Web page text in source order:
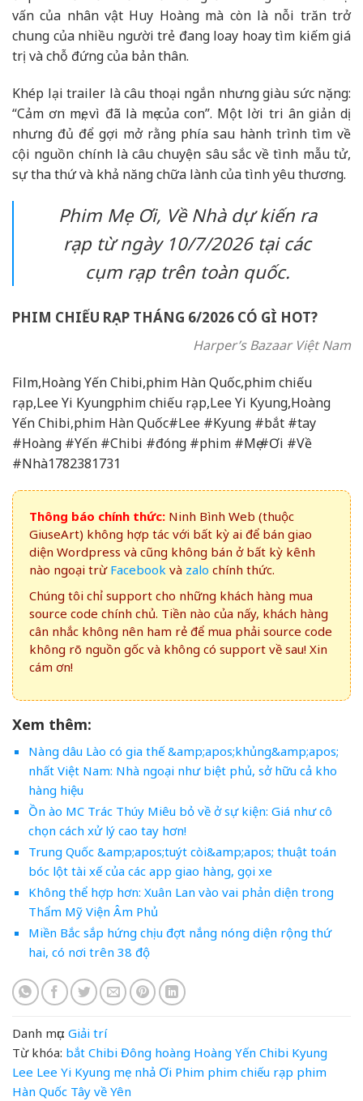
vấn của nhân vật Huy Hoàng mà còn là nỗi trăn trở
chung của nhiều người trẻ đang loay hoay tìm kiếm giá
trị và chỗ đứng của bản thân.
Khép lại trailer là câu thoại ngắn nhưng giàu sức nặng:
“Cảm ơn mẹ, vì đã là mẹ của con”. Một lời tri ân giản dị
nhưng đủ để gợi mở rằng phía sau hành trình tìm về
cội nguồn chính là câu chuyện sâu sắc về tình mẫu tử,
sự tha thứ và khả năng chữa lành của tình yêu thương.
Phim Mẹ Ơi, Về Nhàdự kiến ra
rạp từ ngày 10/7/2026 tại các
cụm rạp trên toàn quốc.
PHIM CHIẾU RẠP THÁNG 6/2026 CÓ GÌ HOT?
Harper’s Bazaar Việt Nam
Film,Hoàng Yến Chibi,phim Hàn Quốc,phim chiếu
rạp,Lee Yi Kyungphim chiếu rạp,Lee Yi Kyung,Hoàng
Yến Chibi,phim Hàn Quốc#Lee #Kyung #bắt #tay
#Hoàng #Yến #Chibi #đóng #phim #Mẹ #Ơi #Về
#Nhà1782381731
Thông báo chính thức: Ninh Bình Web (thuộc
GiuseArt) không hợp tác với bất kỳ ai để bán giao
diện Wordpress và cũng không bán ở bất kỳ kênh
nào ngoại trừ Facebook và zalo chính thức.
Chúng tôi chỉ support cho những khách hàng mua
source code chính chủ. Tiền nào của nấy, khách hàng
cân nhắc không nên ham rẻ để mua phải source code
không rõ nguồn gốc và không có support về sau! Xin
cám ơn!
Xem thêm:
Nàng dâu Lào có gia thế &amp;apos;khủng&amp;apos;
nhất Việt Nam: Nhà ngoại như biệt phủ, sở hữu cả kho
hàng hiệu
Ồn ào MC Trác Thúy Miêu bỏ về ở sự kiện: Giá như cô
chọn cách xử lý cao tay hơn!
Trung Quốc &amp;apos;tuýt còi&amp;apos; thuật toán
bóc lột tài xế của các app giao hàng, gọi xe
Không thể hợp hơn: Xuân Lan vào vai phản diện trong
Thẩm Mỹ Viện Âm Phủ
Miền Bắc sắp hứng chịu đợt nắng nóng diện rộng thứ
hai, có nơi trên 38 độ
Danh mục: Giải trí
Từ khóa: bắt Chibi Đông hoàng Hoàng Yến Chibi Kyung
Lee Lee Yi Kyung mẹ nhả Ơi Phim phim chiếu rạp phim
Hàn Quốc Tây về Yên